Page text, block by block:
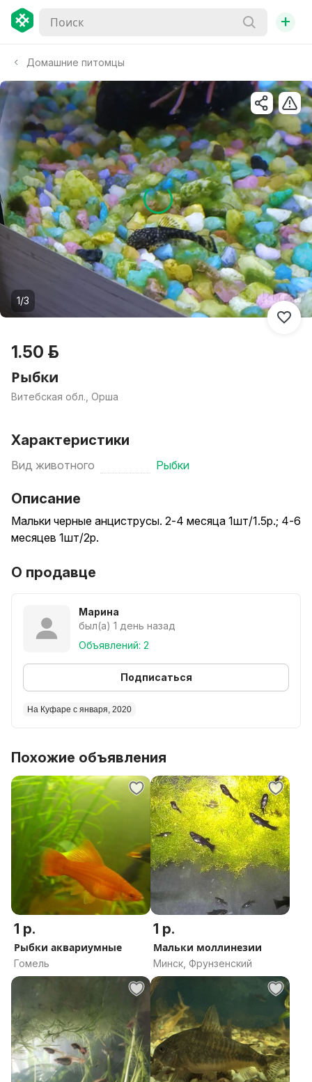
+
Домашние питомцы
1/3
1.50 р.
Рыбки
Витебская обл., Орша
Характеристики
Вид животного Рыбки
Описание
Мальки черные анциструсы. 2-4 месяца 1шт/1.5р.; 4-6
месяцев 1шт/2р.
О продавце
Марина
был(а) 1 день назад
Объявлений: 2
Подписаться
На Куфаре с января, 2020
Похожие объявления
1 р.
Рыбки аквариумные
Гомель
1 р.
Мальки моллинезии
Минск, Фрунзенский